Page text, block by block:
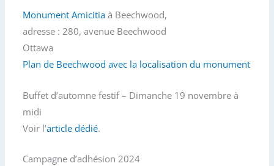
Monument Amicitia à Beechwood,
adresse : 280, avenue Beechwood
Ottawa
Plan de Beechwood avec la localisation du monument
Buffet d’automne festif – Dimanche 19 novembre à
midi
Voir l’article dédié.
Campagne d’adhésion 2024